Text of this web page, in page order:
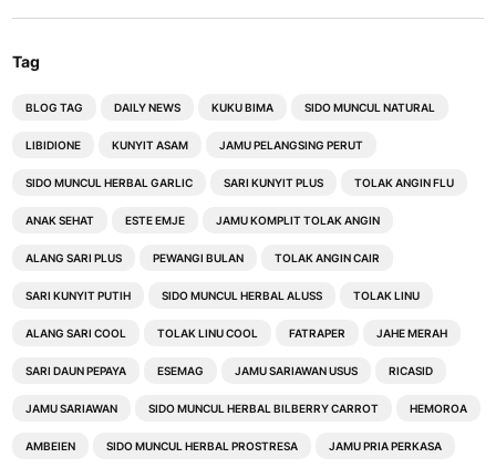
Tag
BLOG TAG DAILY NEWS KUKU BIMA SIDO MUNCUL NATURAL
LIBIDIONE KUNYIT ASAM JAMU PELANGSING PERUT
SIDO MUNCUL HERBAL GARLIC SARI KUNYIT PLUS TOLAK ANGIN FLU
ANAK SEHAT ESTE EMJE JAMU KOMPLIT TOLAK ANGIN
ALANG SARI PLUS PEWANGI BULAN TOLAK ANGIN CAIR
SARI KUNYIT PUTIH SIDO MUNCUL HERBAL ALUSS TOLAK LINU
ALANG SARI COOL TOLAK LINU COOL FATRAPER JAHE MERAH
SARI DAUN PEPAYA ESEMAG JAMU SARIAWAN USUS RICASID
JAMU SARIAWAN SIDO MUNCUL HERBAL BILBERRY CARROT HEMOROA
AMBEIEN SIDO MUNCUL HERBAL PROSTRESA JAMU PRIA PERKASA